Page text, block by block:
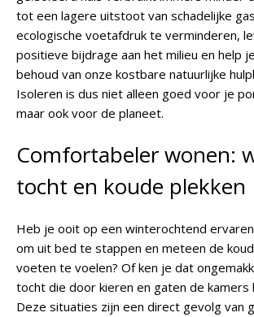
tot een lagere uitstoot van schadelijke
ecologische voetafdruk te verminderen,
positieve bijdrage aan het milieu en help
behoud van onze kostbare natuurlijke
Isoleren is dus niet alleen goed voor je
maar ook voor de planeet.
Comfortabeler wonen:
tocht en koude plekken
Heb je ooit op een winterochtend
om uit bed te stappen en meteen de
voeten te voelen? Of ken je dat
tocht die door kieren en gaten de kamers
Deze situaties zijn een direct gevolg van